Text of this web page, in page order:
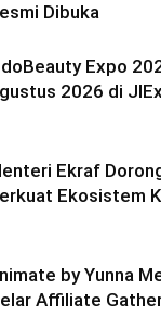
Dibuka
Expo
2026 di
Ekraf
Ekosistem
by Yunna
Affiliate